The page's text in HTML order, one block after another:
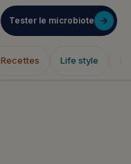
Tester le microbiote
Recettes Life style